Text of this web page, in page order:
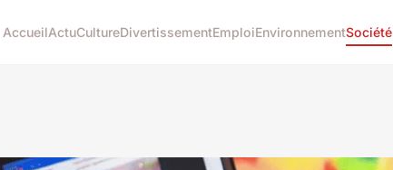
AccueilActuCultureDivertissementEmploiEnvironnementSociété